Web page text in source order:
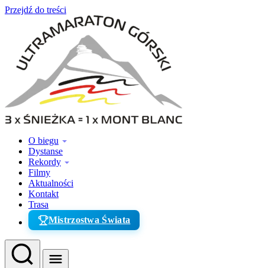
Przejdź do treści
O biegu
Dystanse
Rekordy
Filmy
Aktualności
Kontakt
Trasa
Mistrzostwa Świata